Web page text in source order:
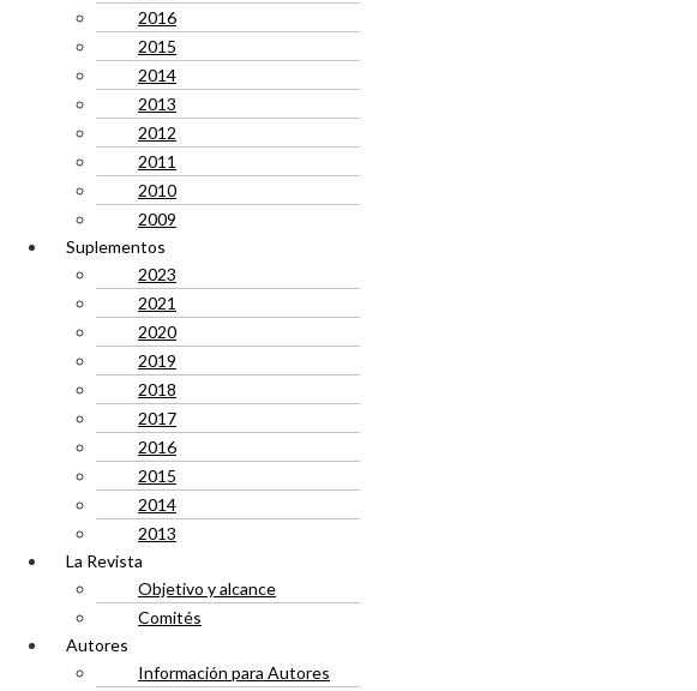
2016
2015
2014
2013
2012
2011
2010
2009
Suplementos
2023
2021
2020
2019
2018
2017
2016
2015
2014
2013
La Revista
Objetivo y alcance
Comités
Autores
Información para Autores